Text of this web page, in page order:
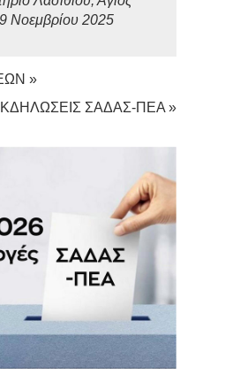
Νοεμβρίου 2025
»
ΣΑΔΑΣ-ΠΕΑ »